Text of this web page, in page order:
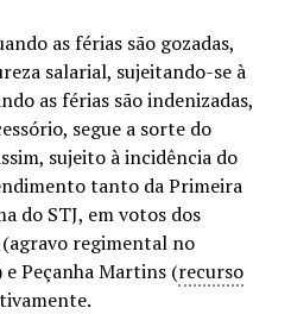
as férias são gozadas,
salarial, sujeitando-se à
as férias são indenizadas,
segue a sorte do
sujeito à incidência do
tanto da Primeira
do STJ, em votos dos
regimental no
Peçanha Martins (recurso